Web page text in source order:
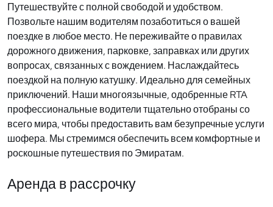
Путешествуйте с полной свободой и удобством.
Позвольте нашим водителям позаботиться о вашей
поездке в любое место. Не переживайте о правилах
дорожного движения, парковке, заправках или других
вопросах, связанных с вождением. Наслаждайтесь
поездкой на полную катушку. Идеально для семейных
приключений. Наши многоязычные, одобренные RTA
профессиональные водители тщательно отобраны со
всего мира, чтобы предоставить вам безупречные услуги
шофера. Мы стремимся обеспечить всем комфортные и
роскошные путешествия по Эмиратам.
Аренда в рассрочку